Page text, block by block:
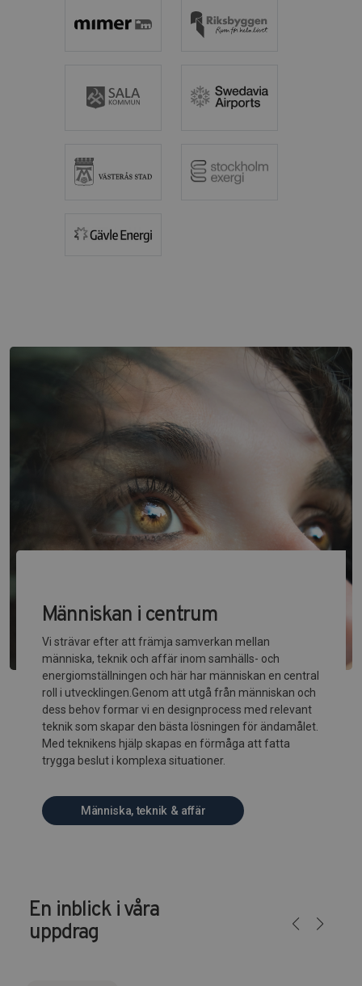
Människan i centrum
Vi strävar efter att främja samverkan mellan
människa, teknik och affär inom samhälls- och
energiomställningen och här har människan en central
roll i utvecklingen.Genom att utgå från människan och
dess behov formar vi en designprocess med relevant
teknik som skapar den bästa lösningen för ändamålet.
Med teknikens hjälp skapas en förmåga att fatta
trygga beslut i komplexa situationer.
Människa, teknik & affär
En inblick i våra
uppdrag